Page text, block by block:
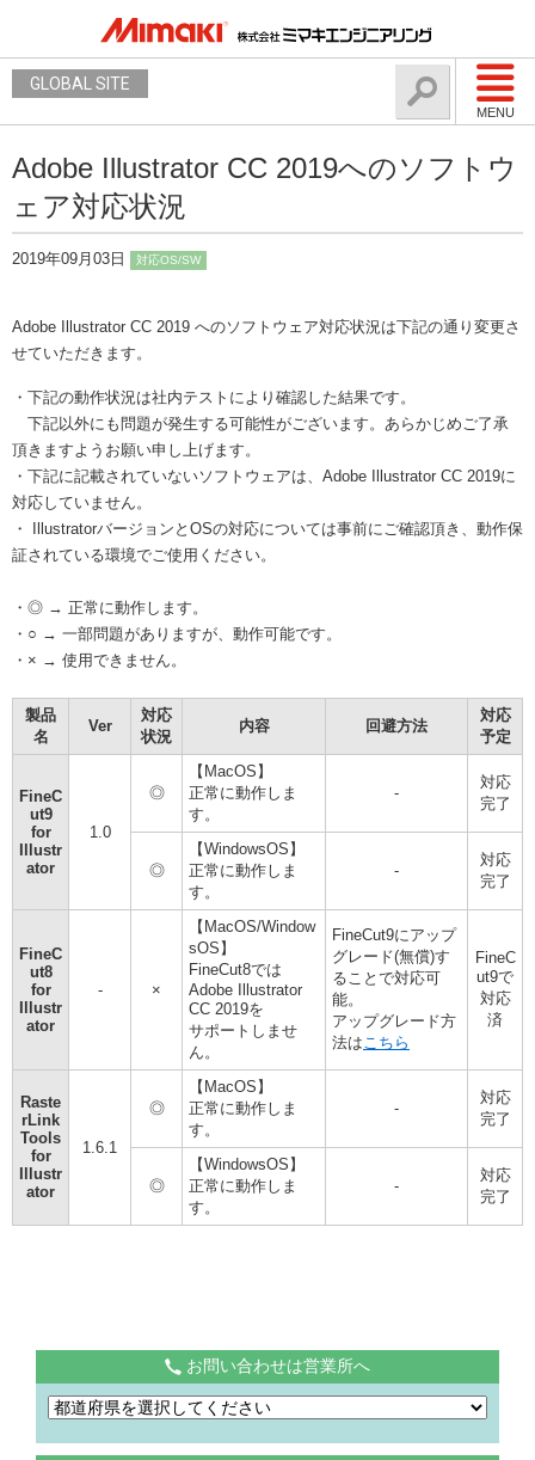
MENU
GLOBAL SITE
Adobe Illustrator CC 2019へのソフトウ
ェア対応状況
2019年09月03日 対応OS/SW
Adobe Illustrator CC 2019 へのソフトウェア対応状況は下記の通り変更さ
せていただきます。
・下記の動作状況は社内テストにより確認した結果です。
下記以外にも問題が発生する可能性がございます。あらかじめご了承
頂きますようお願い申し上げます。
・下記に記載されていないソフトウェアは、Adobe Illustrator CC 2019に
対応していません。
・ IllustratorバージョンとOSの対応については事前にご確認頂き、動作保
証されている環境でご使用ください。
・◎ → 正常に動作します。
・○ → 一部問題がありますが、動作可能です。
・× → 使用できません。
製品
名
Ver
対応
状況
内容 回避方法
対応
予定
FineC
ut9
for
Illustr
ator
1.0
◎
【MacOS】
正常に動作しま
す。
-
対応
完了
◎
【WindowsOS】
正常に動作しま
す。
-
対応
完了
FineC
ut8
for
Illustr
ator
- ×
【MacOS/Window
sOS】
FineCut8では
Adobe Illustrator
CC 2019を
サポートしませ
ん。
FineCut9にアップ
グレード(無償)す
ることで対応可
能。
アップグレード方
法はこちら
FineC
ut9で
対応
済
Raste
rLink
Tools
for
Illustr
ator
1.6.1
◎
【MacOS】
正常に動作しま
す。
-
対応
完了
◎
【WindowsOS】
正常に動作しま
す。
-
対応
完了
お問い合わせは営業所へ